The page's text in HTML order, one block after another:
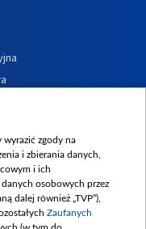
wyrazić zgody na
i zbierania danych,
i ich
osobowych przez
dalej również „TVP”),
Zaufanych